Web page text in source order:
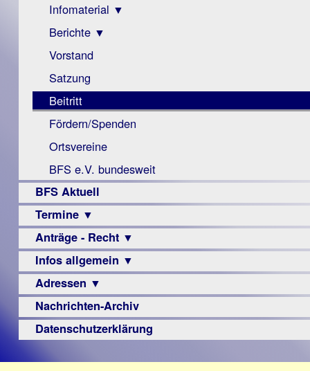
Infomaterial ▼
Visus
Zeitschrift
Monokular
Mac
Instagram-
Links
Berichte ▼
Archiv
Berichte
Vorstand
Satzung
Beitritt
Fördern/Spenden
Ortsvereine
BFS e.V. bundesweit
BFS Aktuell
Termine ▼
Veranstaltungsprogramme
Anträge - Recht ▼
Archiv
Urteile
Infos allgemein ▼
Sehbehinderung
Frühförderung
Schule
–
Adressen ▼
Augenoptiker
Berufsbildungswerke
Nachrichten-Archiv
Datenschutzerklärung